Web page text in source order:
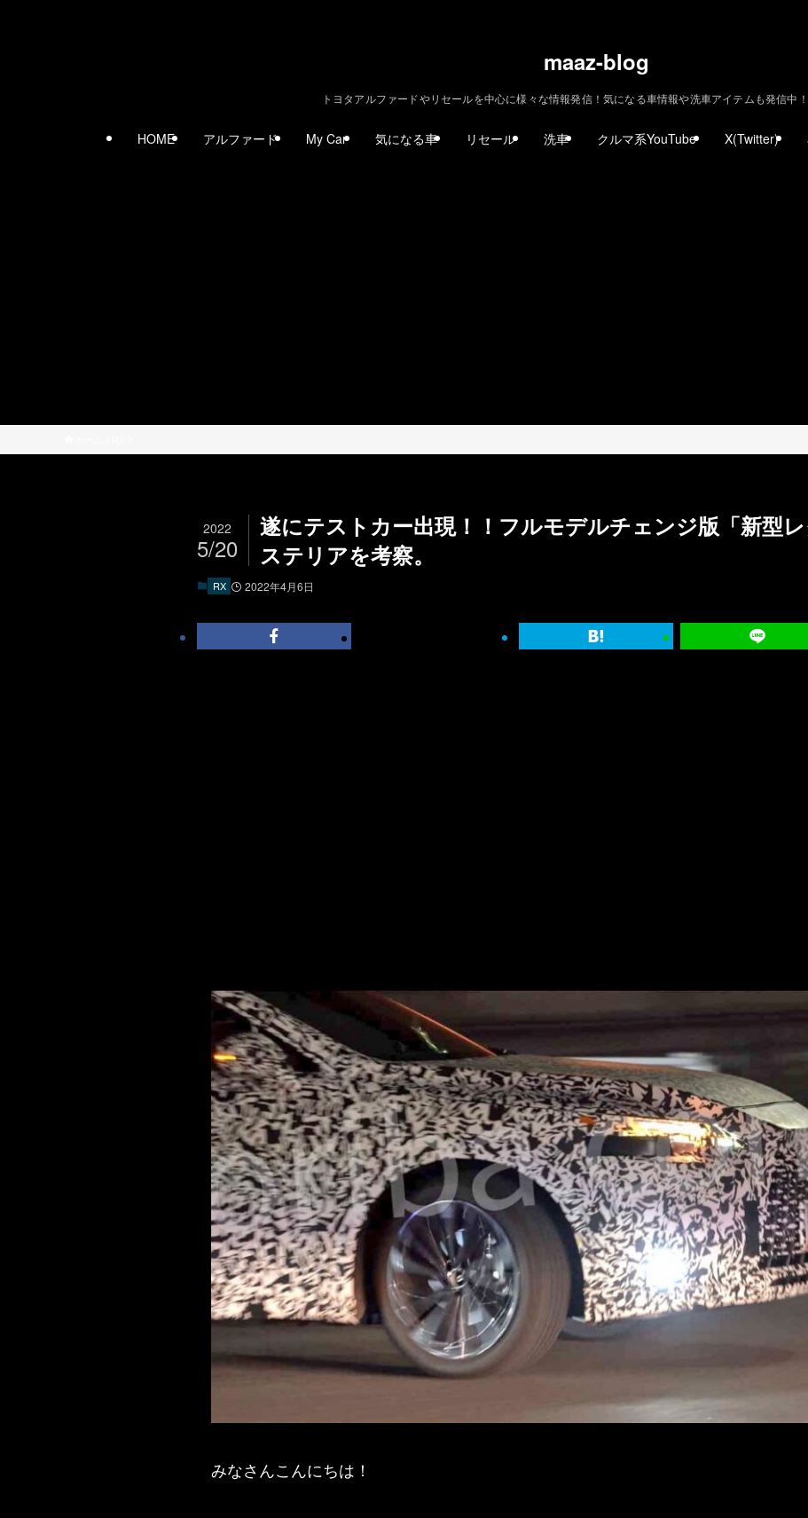
maaz-blog
トヨタアルファードやリセールを中心に様々な情報発信！気になる車情報や洗車アイテムも発信中
HOME アルファード My Car 気になる車 リセール 洗車 クルマ系YouTube X(Twitter)
遂にテストカー出現！！フルモデルチェンジ版「新型
ステリアを考察。
2022
5/20
RX 2022年4月6日
みなさんこんにちは！